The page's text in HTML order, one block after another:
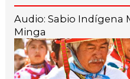
Audio: Sabio Indígena
Minga